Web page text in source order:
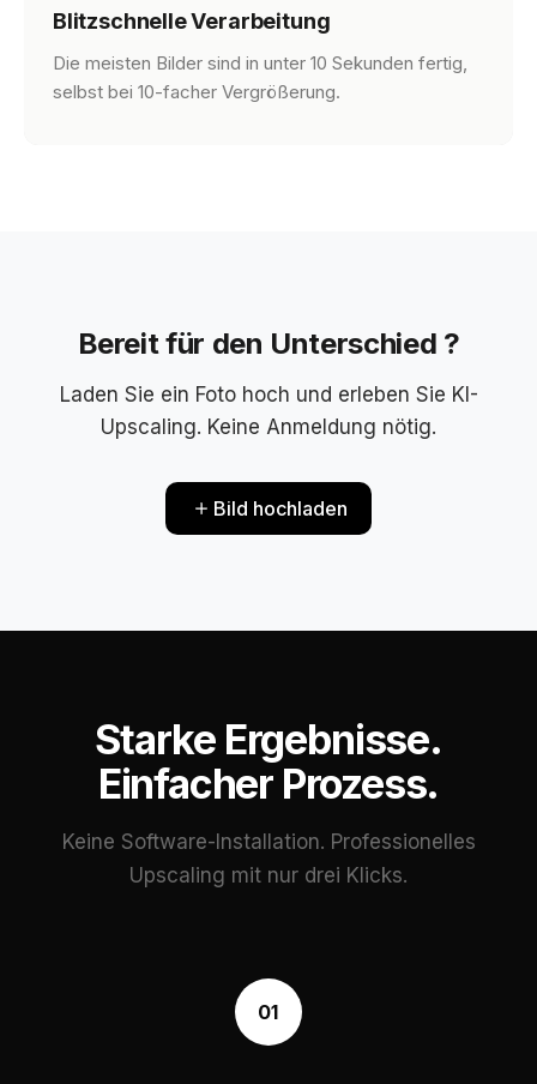
Blitzschnelle Verarbeitung
Die meisten Bilder sind in unter 10 Sekunden fertig,
selbst bei 10-facher Vergrößerung.
Bereit für den Unterschied ?
Laden Sie ein Foto hoch und erleben Sie KI-
Upscaling. Keine Anmeldung nötig.
Bild hochladen
Starke Ergebnisse.
Einfacher Prozess.
Keine Software-Installation. Professionelles
Upscaling mit nur drei Klicks.
01